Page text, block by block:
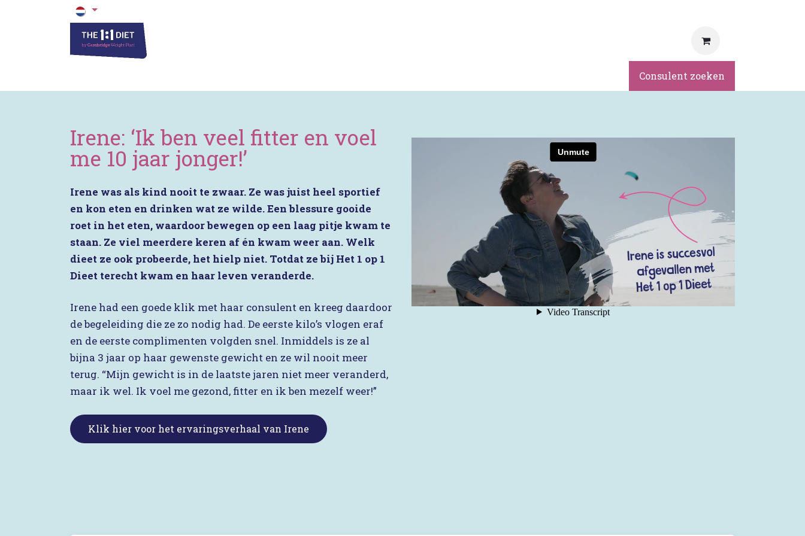
Consulent zoeken
Irene: ‘Ik ben veel fitter en voel
me 10 jaar jonger!’
Irene was als kind nooit te zwaar. Ze was juist heel sportief
en kon eten en drinken wat ze wilde. Een blessure gooide
roet in het eten, waardoor bewegen op een laag pitje kwam te
staan. Ze viel meerdere keren af én kwam weer aan. Welk
dieet ze ook probeerde, het hielp niet. Totdat ze bij Het 1 op 1
Dieet terecht kwam en haar leven veranderde.
Irene had een goede klik met haar consulent en kreeg daardoor
de begeleiding die ze zo nodig had. De eerste kilo’s vlogen eraf
en de eerste complimenten volgden snel. Inmiddels is ze al
bijna 3 jaar op haar gewenste gewicht en ze wil nooit meer
terug. “Mijn gewicht is in de laatste jaren niet meer veranderd,
maar ik wel. Ik voel me gezond, fitter en ik ben mezelf weer!”
Klik hier voor het ervaringsverhaal van Irene